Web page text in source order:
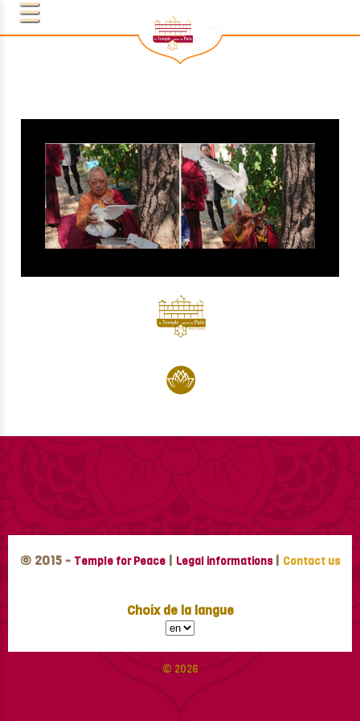
© 2015 - Temple for Peace | Legal informations | Contact us
Choix de la langue
© 2026